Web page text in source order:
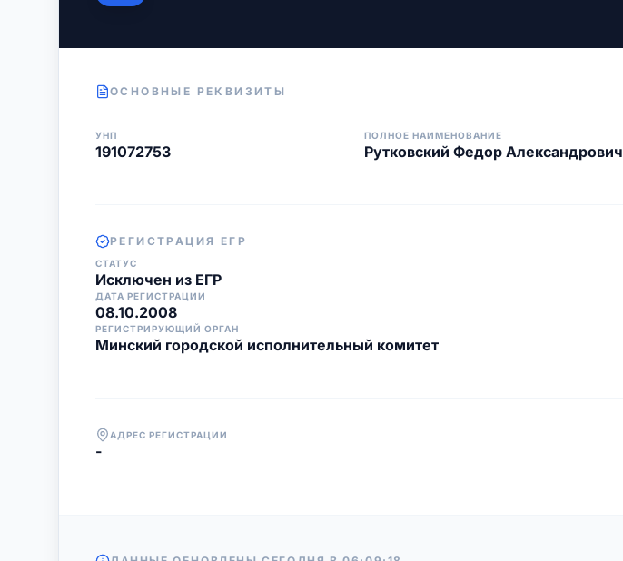
ОСНОВНЫЕ РЕКВИЗИТЫ
УНП
191072753
ПОЛНОЕ НАИМЕНОВАНИЕ
Рутковский Федор Александрович
РЕГИСТРАЦИЯ ЕГР
СТАТУС
Исключен из ЕГР
ДАТА РЕГИСТРАЦИИ
08.10.2008
РЕГИСТРИРУЮЩИЙ ОРГАН
Минский городской исполнительный комитет
АДРЕС РЕГИСТРАЦИИ
-